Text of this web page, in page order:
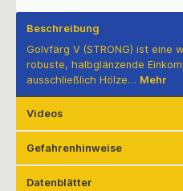
Beschreibung
Golvfärg V (STRONG) ist eine
robuste, halbglänzende
ausschließlich Hölze… Mehr
Videos
Gefahrenhinweise
Datenblätter